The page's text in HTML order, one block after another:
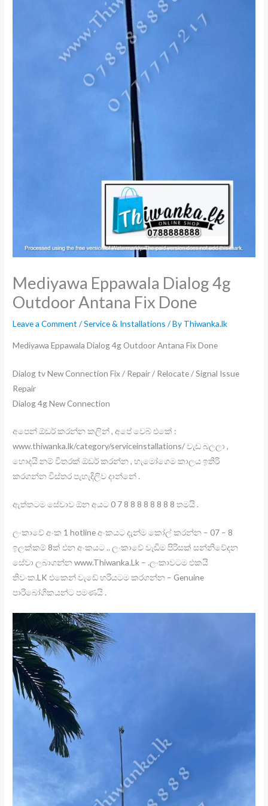
Mediyawa Eppawala Dialog 4g
Outdoor Antana Fix Done
Leave a Comment /Service & Installations / By Thiwanka.lk
Mediyawa Eppawala Dialog 4g Outdoor Antana Fix Done
Dialog tv New Connection Fix / Repair / Relocate / Signal Issue
Repair
Dialog 4g New Connection
අපෙන් ඕඩර් කරන්න කලින් , අපේ වෙබ් එකේ :
www.thiwanka.lk/category/serviceinstallations/ වැඩ බලලා ,
හොදයි නම් විතරක් ඕඩර් කරන්න , හැමෝගෙම කාලය ඉතිරි
කරගන්න විස්තර පැහැදිලිව දාන්නේ .
ඇත්තටම සේවාව ඕන අයට 0 7 8 8 8 8 8 8 8 8 තමයි .
ලංකාවේ අංක 1 hotline අංකයට දැන්ම කෝල් කරන්න – 07 – 8
ඉලක්කම් 8ක් එන අංකයට .. ලංකාවේ වැඩිම පිරිසක් සන්නිවේදන
සේවා ලබාගන්න www.Thiwanka.Lk – .ලංකාවටම එකයි
තිවංක.LK එකෙන් වැඩේ හරියටම කරගන්න – Genuine
පාරිබෝගිකයන්ට පමණයි .